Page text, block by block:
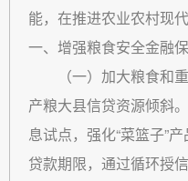
能，在推进农业农村现
一、增强粮食安全金融
（一）加大粮食和重
产粮大县信贷资源倾斜
息试点，强化“菜篮子”
贷款期限，通过循环授